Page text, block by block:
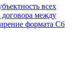
всех
между
формата С6